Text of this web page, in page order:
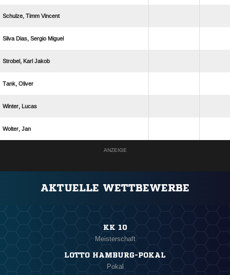
  
   
  
 
 
 
ANZEIGE
AKTUELLE WETTBEWERBE
KK 10
Meisterschaft
LOTTO HAMBURG-POKAL
Pokal